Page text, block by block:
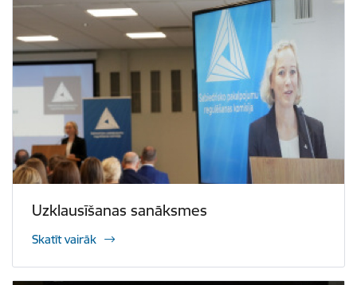
Uzklausīšanas sanāksmes
Skatīt vairāk